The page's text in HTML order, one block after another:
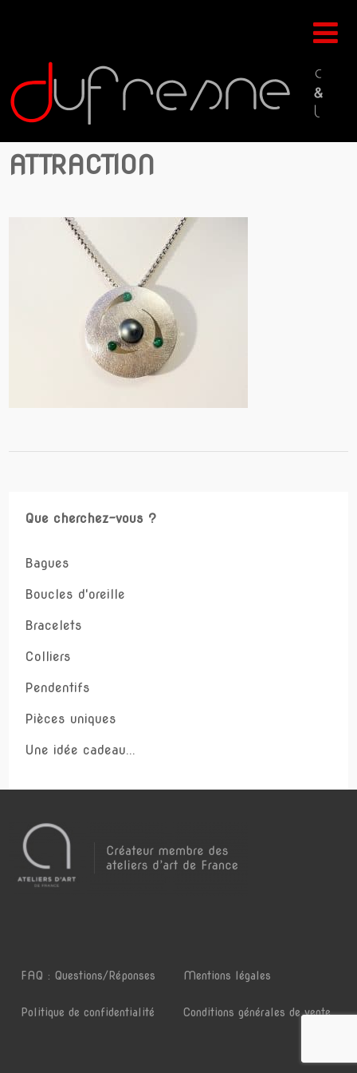
ATTRACTION
Que cherchez-vous ?
Bagues
Boucles d'oreille
Bracelets
Colliers
Pendentifs
Pièces uniques
Une idée cadeau...
FAQ : Questions/Réponses Mentions légales
Politique de confidentialité Conditions générales de vente